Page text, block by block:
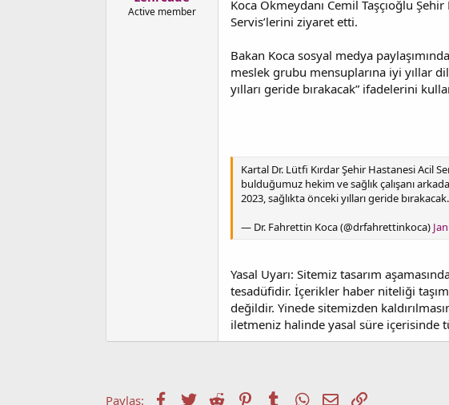
t
Active member
Koca Okmeydanı Cemil Taşçıoğlu
Servis’lerini ziyaret etti.
Bakan Koca sosyal medya
meslek grubu mensuplarına iyi yıllar
yılları geride bırakacak” ifadelerini
Kartal Dr. Lütfi Kırdar Şehir Hastanesi Acil
bulduğumuz hekim ve sağlık çalışanı
2023, sağlıkta önceki yılları geride bırakacak.
— Dr. Fahrettin Koca (@drfahrettinkoca)
Yasal Uyarı: Sitemiz tasarım
tesadüfidir. İçerikler haber niteliği
değildir. Yinede sitemizden
iletmeniz halinde yasal süre içerisinde
Paylaş: Facebook
TwitterReddit PinterestTumblrWhatsApp
E-postaLink